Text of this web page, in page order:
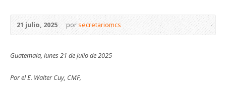
21 julio, 2025 por secretariomcs
Guatemala, lunes 21 de julio de 2025
Por el E. Walter Cuy, CMF,